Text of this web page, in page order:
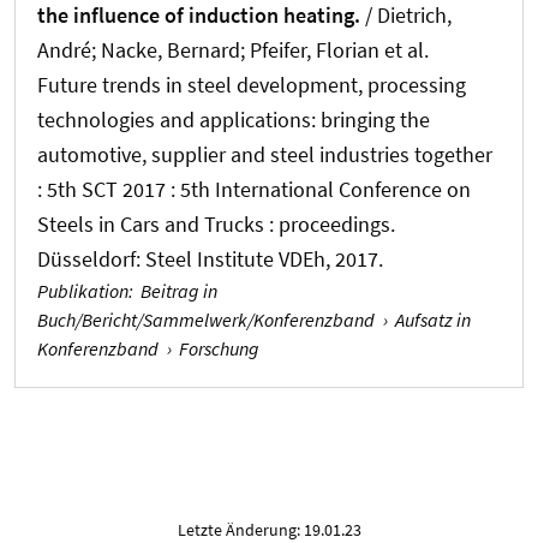
the influence of induction heating. / Dietrich,
André; Nacke, Bernard; Pfeifer, Florian et al.
Future trends in steel development, processing
technologies and applications: bringing the
automotive, supplier and steel industries together
: 5th SCT 2017 : 5th International Conference on
Steels in Cars and Trucks : proceedings.
Düsseldorf: Steel Institute VDEh, 2017.
Publikation: Beitrag in
Buch/Bericht/Sammelwerk/Konferenzband › Aufsatz in
Konferenzband › Forschung
Letzte Änderung: 19.01.23